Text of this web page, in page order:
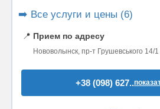
➡️ Все услуги и цены (6)
📍 Прием по адресу
Нововолынск, пр-т Грушевського 14/1
+38 (098) 627..